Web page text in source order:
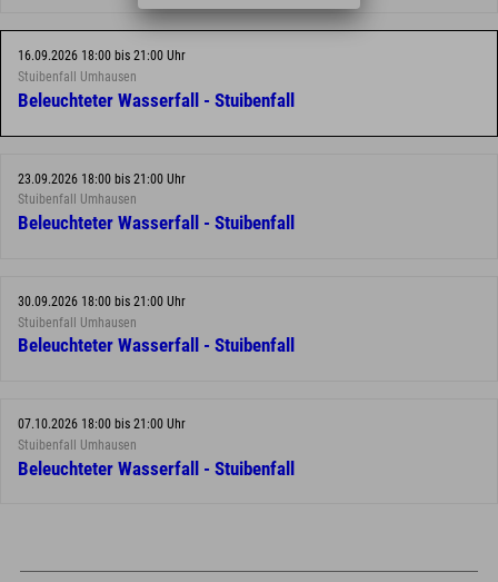
16.09.2026 18:00 bis 21:00 Uhr
Stuibenfall Umhausen
Beleuchteter Wasserfall - Stuibenfall
23.09.2026 18:00 bis 21:00 Uhr
Stuibenfall Umhausen
Beleuchteter Wasserfall - Stuibenfall
30.09.2026 18:00 bis 21:00 Uhr
Stuibenfall Umhausen
Beleuchteter Wasserfall - Stuibenfall
07.10.2026 18:00 bis 21:00 Uhr
Stuibenfall Umhausen
Beleuchteter Wasserfall - Stuibenfall